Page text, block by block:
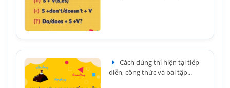
Cách dùng thì hiện tại tiếp
diễn, công thức và bài tập...